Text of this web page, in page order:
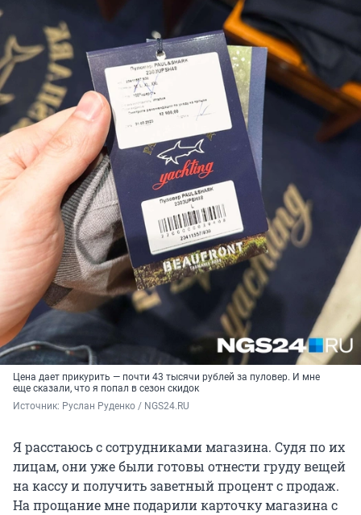
Цена дает прикурить — почти 43 тысячи рублей за пуловер. И мне
еще сказали, что я попал в сезон скидок
Источник: Руслан Руденко / NGS24.RU
Я расстаюсь с сотрудниками магазина. Судя по их
лицам, они уже были готовы отнести груду вещей
на кассу и получить заветный процент с продаж.
На прощание мне подарили карточку магазина с